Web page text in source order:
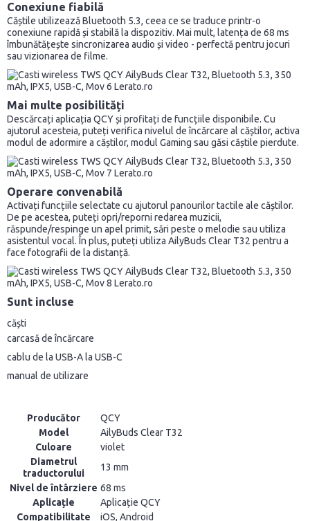
Conexiune fiabilă
Căștile utilizează Bluetooth 5.3, ceea ce se traduce printr-o
conexiune rapidă și stabilă la dispozitiv. Mai mult, latența de 68 ms
îmbunătățește sincronizarea audio și video - perfectă pentru jocuri
sau vizionarea de filme.
Mai multe posibilități
Descărcați aplicația QCY și profitați de funcțiile disponibile. Cu
ajutorul acesteia, puteți verifica nivelul de încărcare al căștilor, activa
modul de adormire a căștilor, modul Gaming sau găsi căștile pierdute.
Operare convenabilă
Activați funcțiile selectate cu ajutorul panourilor tactile ale căștilor.
De pe acestea, puteți opri/reporni redarea muzicii,
răspunde/respinge un apel primit, sări peste o melodie sau utiliza
asistentul vocal. În plus, puteți utiliza AilyBuds Clear T32 pentru a
face fotografii de la distanță.
Sunt incluse
căști
carcasă de încărcare
cablu de la USB-A la USB-C
manual de utilizare
Producător
QCY
Model
AilyBuds Clear T32
Culoare
violet
Diametrul
traductorului
13 mm
Nivel de întârziere 68 ms
Aplicație
Aplicație QCY
Compatibilitate
iOS, Android